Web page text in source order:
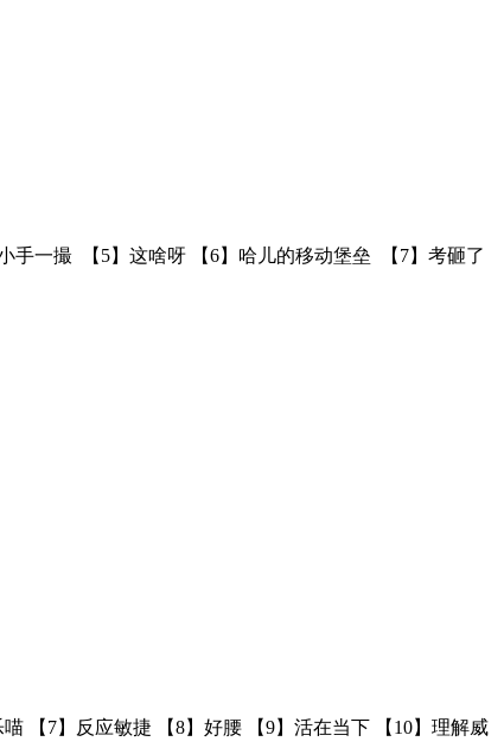
一撮 ​​​ 【5】这啥呀 【6】​哈儿的移动堡垒 ​​​ 【7】考砸了
【7】反应敏捷 【8】好腰 【9】活在当下 【10】理解威